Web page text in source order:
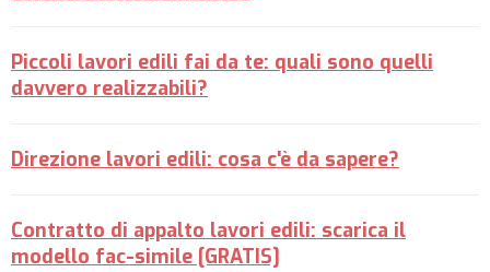
Piccoli lavori edili fai da te: quali sono quelli
davvero realizzabili?
Direzione lavori edili: cosa c'è da sapere?
Contratto di appalto lavori edili: scarica il
modello fac-simile [GRATIS]